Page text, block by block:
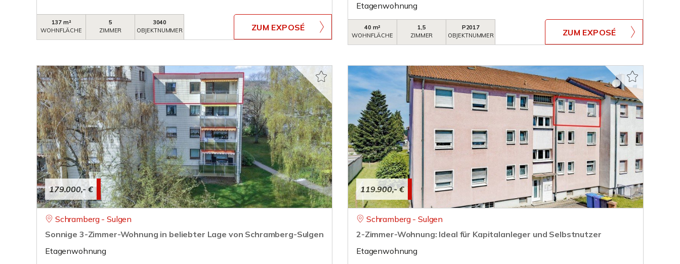
137 m²
WOHNFLÄCHE
5
ZIMMER
3040
OBJEKTNUMMER
ZUM EXPOSÉ
Etagenwohnung
40 m²
WOHNFLÄCHE
1,5
ZIMMER
P2017
OBJEKTNUMMER
ZUM EXPOSÉ
179.000,- €
Schramberg - Sulgen
Sonnige 3-Zimmer-Wohnung in beliebter Lage von Schramberg-Sulgen
Etagenwohnung
119.900,- €
Schramberg - Sulgen
2-Zimmer-Wohnung: Ideal für Kapitalanleger und Selbstnutzer
Etagenwohnung